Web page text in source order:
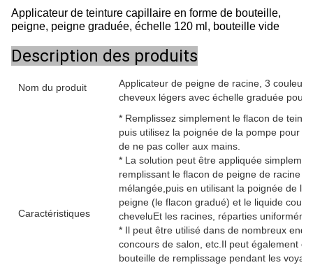
Applicateur de teinture capillaire en forme de bouteille,
peigne, peigne graduée, échelle 120 ml, bouteille vide
Description des produits
Nom du produit
Applicateur de peigne de racine, 3
cheveux légers avec échelle graduée pour
Caractéristiques
* Remplissez simplement le flacon de
puis utilisez la poignée de la pompe pour
de ne pas coller aux mains.
* La solution peut être appliquée
remplissant le flacon de peigne de racine
mélangée,puis en utilisant la poignée de
peigne (le flacon gradué) et le liquide
cheveluEt les racines, réparties
* Il peut être utilisé dans de nombreux
concours de salon, etc.Il peut également
bouteille de remplissage pendant les